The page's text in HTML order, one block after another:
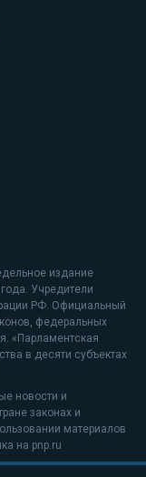
издание
Учредители
РФ. Официальный
федеральных
«Парламентская
в десяти субъектах
новости и
законах и
материалов
на pnp.ru